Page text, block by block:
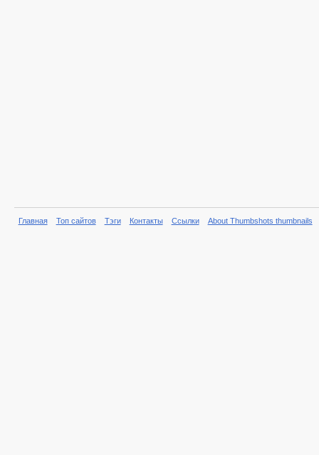
Главная Топ сайтов Тэги Контакты Ссылки About Thumbshots thumbnails